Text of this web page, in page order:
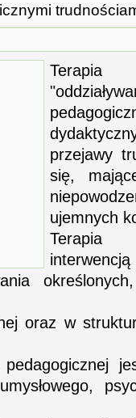
przejawy
się,
ujemnych
Terapia
oraz w